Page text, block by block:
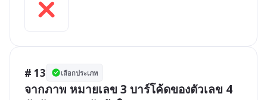
# 13 เลือกประเภท
จากภาพ หมายเลข 3 บาร์โค้ดของตัวเลข 4